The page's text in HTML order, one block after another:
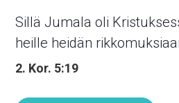
Sillä Jumala oli
heille heidän
2. Kor. 5:19